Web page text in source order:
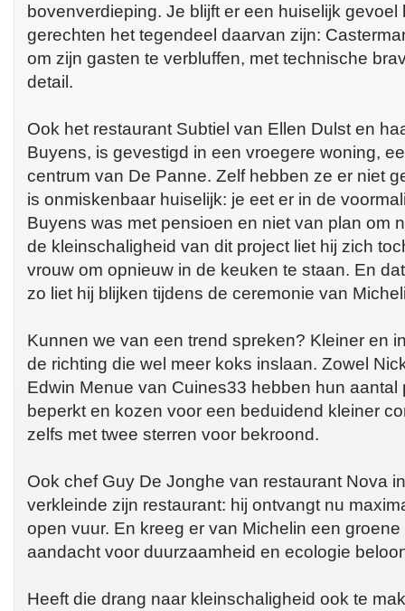
bovenverdieping. Je blijft er een huiselijk gevoel
gerechten het tegendeel daarvan zijn:
om zijn gasten te verbluffen, met technische
detail.
Ook het restaurant Subtiel van Ellen Dulst en
Buyens, is gevestigd in een vroegere woning,
centrum van De Panne. Zelf hebben ze er niet
is onmiskenbaar huiselijk: je eet er in de
Buyens was met pensioen en niet van plan om
de kleinschaligheid van dit project liet hij zich
vrouw om opnieuw in de keuken te staan. En
zo liet hij blijken tijdens de ceremonie van
Kunnen we van een trend spreken? Kleiner en
de richting die wel meer koks inslaan. Zowel
Edwin Menue van Cuines33 hebben hun aantal
beperkt en kozen voor een beduidend kleiner
zelfs met twee sterren voor bekroond.
Ook chef Guy De Jonghe van restaurant Nova
verkleinde zijn restaurant: hij ontvangt nu
open vuur. En kreeg er van Michelin een
aandacht voor duurzaamheid en ecologie
Heeft die drang naar kleinschaligheid ook te